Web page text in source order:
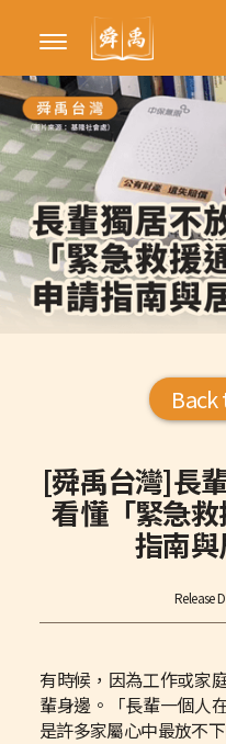
[舜禹台灣]長
看懂「緊急
指南
Release
有時候，因為工作或家
輩身邊。「長輩一個人
是許多家屬心中最放不